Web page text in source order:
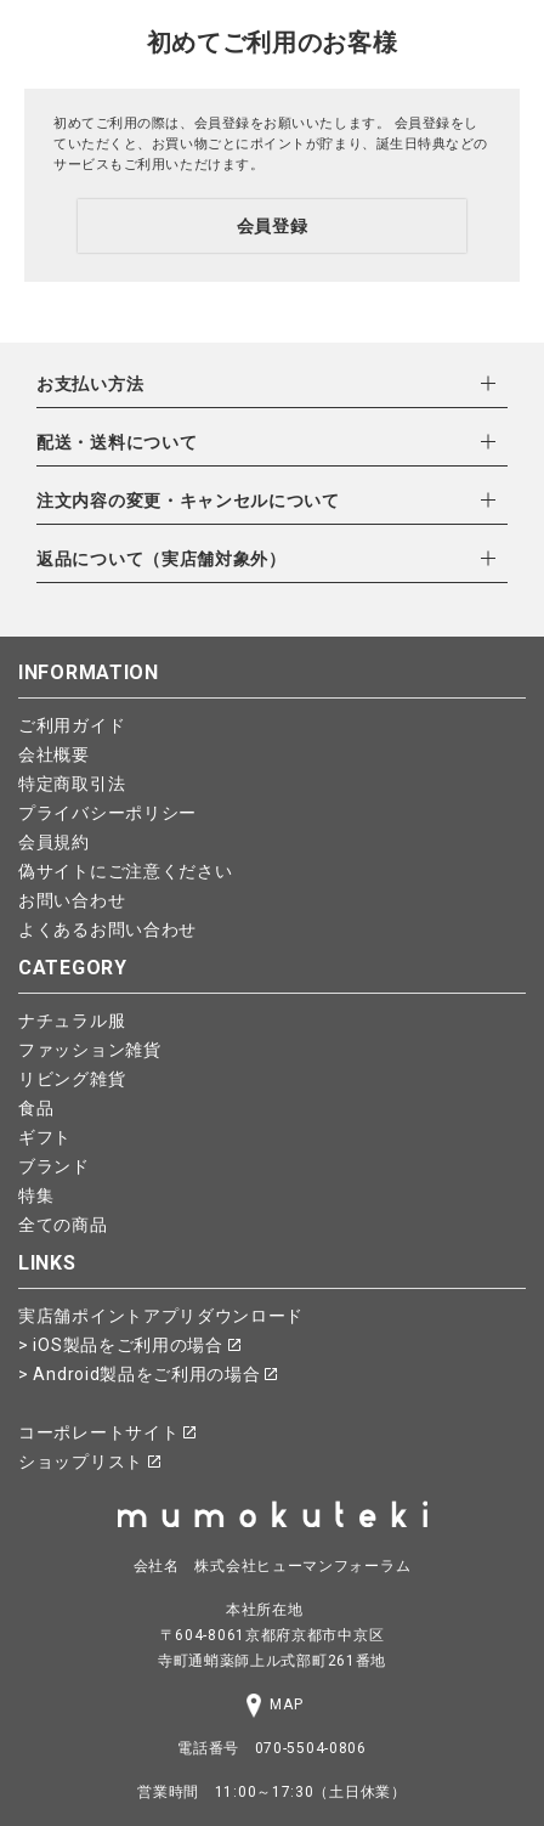
初めてご利用のお客様
初めてご利用の際は、会員登録をお願いいたします。 会員登録をし
ていただくと、お買い物ごとにポイントが貯まり、誕生日特典などの
サービスもご利用いただけます。
会員登録
お支払い方法
下記お支払い方法よりお選びいただけます。
・クレジットカード（VISA,mastercard,JCB,AMERICAN
EXPRESS,Diners Club）
・amazonペイメント
・楽天ペイ
・PayPay
配送・送料について
配達業者：日本郵便
北海道：1,400円
注文内容の変更・キャンセルについて
ご注文日当日から翌日のAM9:00までにご連絡頂いた場合はキャ
ンセルは可能です。
します。
予約商品など一部キャンセルが出来ない場合がございます。あら
かじめご了承ください。
返品について（実店舗対象外）
こちら よりご依頼ください。
INFORMATION
ご利用ガイド
会社概要
特定商取引法
プライバシーポリシー
会員規約
偽サイトにご注意ください
お問い合わせ
よくあるお問い合わせ
CATEGORY
ナチュラル服
ファッション雑貨
リビング雑貨
食品
ギフト
ブランド
特集
全ての商品
LINKS
実店舗ポイントアプリダウンロード
> iOS製品をご利用の場合
> Android製品をご利用の場合
コーポレートサイト
ショップリスト
会社名 株式会社ヒューマンフォーラム
本社所在地
〒604-8061京都府京都市中京区
寺町通蛸薬師上ル式部町261番地
MAP
電話番号 070-5504-0806
営業時間 11:00～17:30（土日休業）